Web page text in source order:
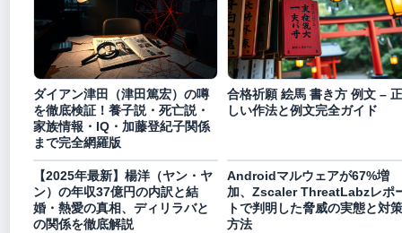
ダイアン津田（津田篤宏）の噂
を徹底検証！養子説・死亡説・
家族情報・IQ・加藤登紀子関係
まで完全網羅版
合格祈願 絵馬 書き方 例文 – 正
しい作法と例文完全ガイド
【2025年最新】楊洋（ヤン・ヤ
ン）の年収37億円の内訳と結
婚・熱愛の真相、ディリラバと
の関係を徹底解説
Androidマルウェアが67%増
加、Zscaler ThreatLabzレポ
トで判明した脅威の実態と対策
方法